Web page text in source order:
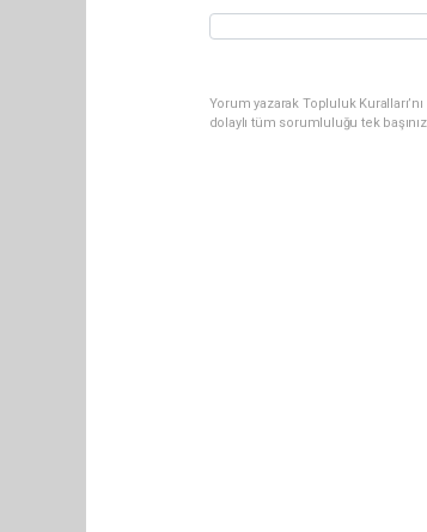
Yorum yazarak Topluluk
dolaylı tüm sorumluluğu tek